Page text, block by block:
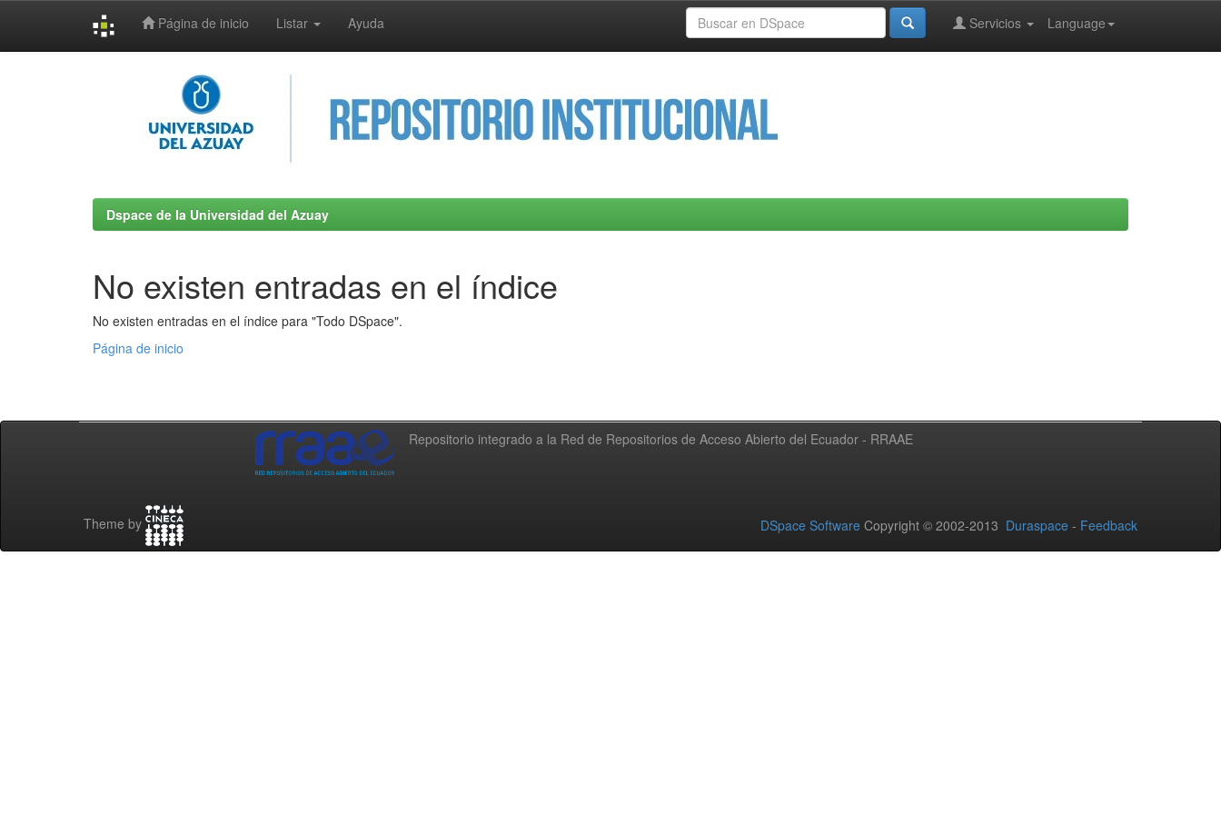
Página de inicio Listar Ayuda Language
Servicios
Dspace de la Universidad del Azuay
No existen entradas en el índice
No existen entradas en el índice para "Todo DSpace".
Página de inicio
Repositorio integrado a la Red de Repositorios de Acceso Abierto del Ecuador - RRAAE
Theme by DSpace Software Copyright © 2002-2013 Duraspace - Feedback